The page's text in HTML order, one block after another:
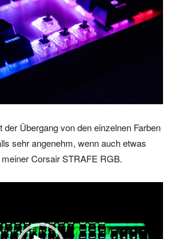
der Übergang von den einzelnen Farben
sehr angenehm, wenn auch etwas
Corsair STRAFE RGB.